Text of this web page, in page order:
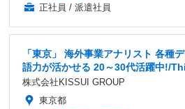
正社員 / 派遣社員
「東京」 海外事業アナリスト 各種
語力が活かせる 20～30代活躍中!/
株式会社KISSUI GROUP
東京都